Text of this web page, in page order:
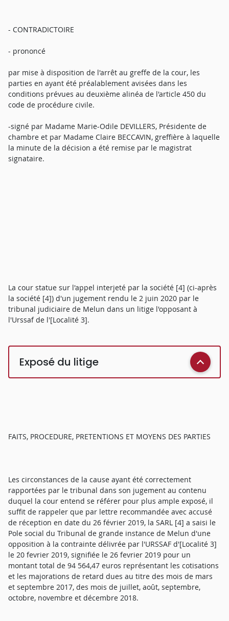
- CONTRADICTOIRE
- prononcé
par mise à disposition de l'arrêt au greffe de la cour, les
parties en ayant été préalablement avisées dans les
conditions prévues au deuxième alinéa de l'article 450 du
code de procédure civile.
-signé par Madame Marie-Odile DEVILLERS, Présidente de
chambre et par Madame Claire BECCAVIN, greffière à laquelle
la minute de la décision a été remise par le magistrat
signataire.
La cour statue sur l'appel interjeté par la société [4] (ci-après
la société [4]) d'un jugement rendu le 2 juin 2020 par le
tribunal judiciaire de Melun dans un litige l'opposant à
l'Urssaf de l'[Localité 3].
Exposé du litige
FAITS, PROCEDURE, PRETENTIONS ET MOYENS DES PARTIES
Les circonstances de la cause ayant été correctement
rapportées par le tribunal dans son jugement au contenu
duquel la cour entend se référer pour plus ample exposé, il
suffit de rappeler que par lettre recommandée avec accusé
de réception en date du 26 février 2019, la SARL [4] a saisi le
Pole social du Tribunal de grande instance de Melun d'une
opposition à la contrainte délivrée par l'URSSAF d'[Localité 3]
le 20 fevrier 2019, signifiée le 26 fevrier 2019 pour un
montant total de 94 564,47 euros représentant les cotisations
et les majorations de retard dues au titre des mois de mars
et septembre 2017, des mois de juillet, août, septembre,
octobre, novembre et décembre 2018.